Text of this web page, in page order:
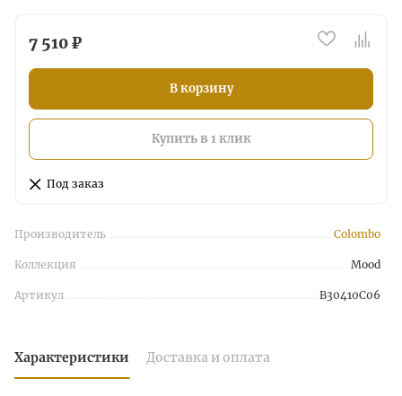
7 510 ₽
В корзину
Купить в 1 клик
Под заказ
Производитель Colombo
Коллекция Mood
Артикул B30410C06
Характеристики Доставка и оплата